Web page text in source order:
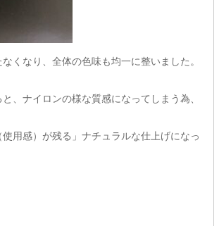
くなり、全体の色味も均一に整いました。
、ナイロンの様な質感になってしまう為、
使用感）が残る」ナチュラルな仕上げになっ